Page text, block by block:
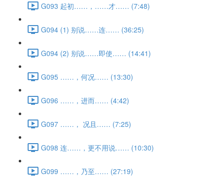
G093 起初……，……才…… (7:48)
G094 (1) 别说……连…… (36:25)
G094 (2) 别说……即使…… (14:41)
G095 ……，何况…… (13:30)
G096 ……，进而…… (4:42)
G097 ……， 况且…… (7:25)
G098 连……，更不用说…… (10:30)
G099 ……，乃至…… (27:19)